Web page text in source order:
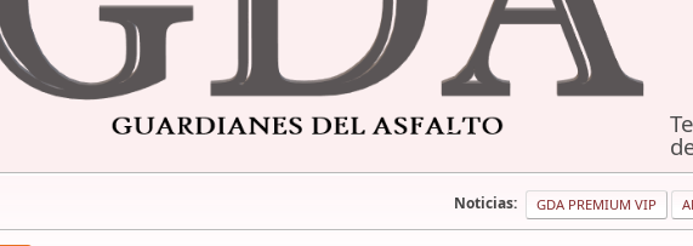
Noticias: GDA PREMIUM VIP